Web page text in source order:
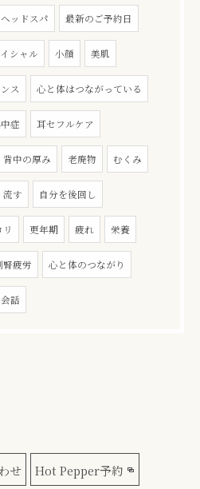
ヘッドスパ 最新のご予約日
シャル 小顔 美肌
ス 心と体はつながっている
症 耳セフルケア
背中の厚み 老廃物 むくみ
流す 自分を後回し
更年期 疲れ 栄養
腎疲労 心と体のつながり
話
せ Hot Pepper予約